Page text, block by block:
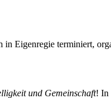
Eigenregie terminiert,
und Gemeinschaft! In